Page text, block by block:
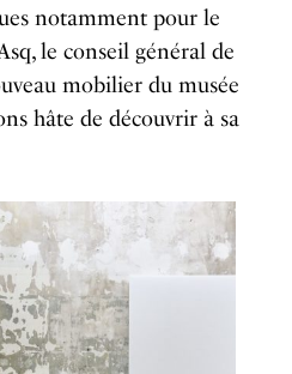
notamment pour le
le conseil général de
mobilier du musée
hâte de découvrir à sa